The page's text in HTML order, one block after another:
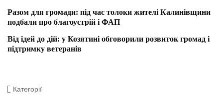
Разом для громади: під час толоки жителі Калинівщини
подбали про благоустрій і ФАП
Від ідей до дій: у Козятині обговорили розвиток громад і
підтримку ветеранів
Категорії